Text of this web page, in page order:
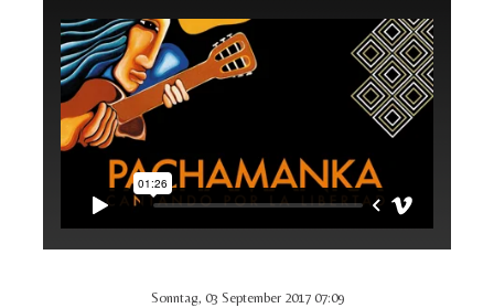
Sonntag, 03 September 2017 07:09